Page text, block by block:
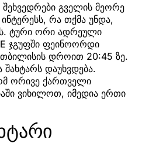
გველის მეორე
რა თქმა უნდა,
ტური ორი ადრეული
E ჯგუფში ფეინოორდი
დროით 20:45 ზე.
დაუხვდება.
ორივე ქართველი
ვიხილოთ, იმედია ერთი